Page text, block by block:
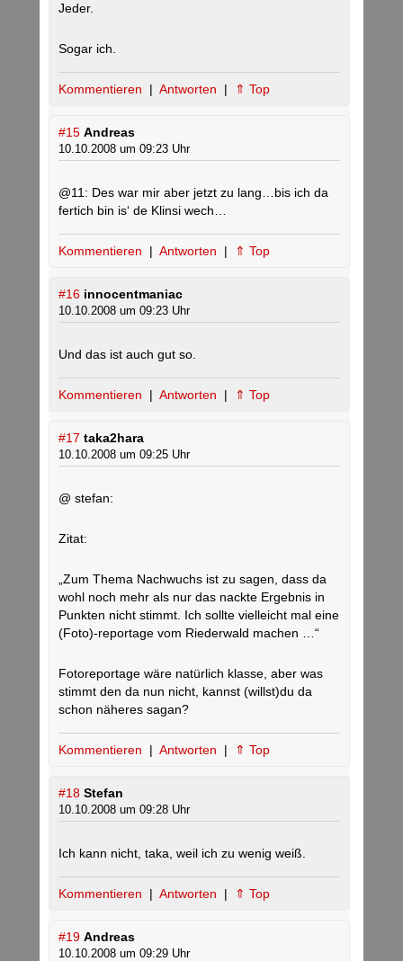
Jeder.
Sogar ich.
Kommentieren | Antworten | ⇑ Top
#15 Andreas
10.10.2008 um 09:23 Uhr
@11: Des war mir aber jetzt zu lang…bis ich da
fertich bin is‘ de Klinsi wech…
Kommentieren | Antworten | ⇑ Top
#16 innocentmaniac
10.10.2008 um 09:23 Uhr
Und das ist auch gut so.
Kommentieren | Antworten | ⇑ Top
#17 taka2hara
10.10.2008 um 09:25 Uhr
@ stefan:
Zitat:
„Zum Thema Nachwuchs ist zu sagen, dass da
wohl noch mehr als nur das nackte Ergebnis in
Punkten nicht stimmt. Ich sollte vielleicht mal eine
(Foto)-reportage vom Riederwald machen …“
Fotoreportage wäre natürlich klasse, aber was
stimmt den da nun nicht, kannst (willst)du da
schon näheres sagan?
Kommentieren | Antworten | ⇑ Top
#18 Stefan
10.10.2008 um 09:28 Uhr
Ich kann nicht, taka, weil ich zu wenig weiß.
Kommentieren | Antworten | ⇑ Top
#19 Andreas
10.10.2008 um 09:29 Uhr